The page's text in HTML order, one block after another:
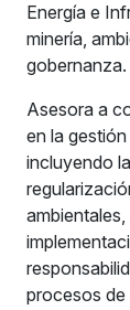
Energía e
minería,
gobernanza.
Asesora a
en la
incluyendo
procesos